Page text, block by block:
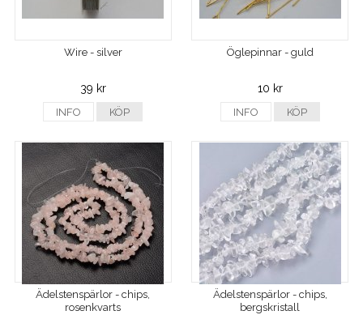
Wire - silver
39 kr
INFO KÖP
Öglepinnar - guld
10 kr
INFO KÖP
Ädelstenspärlor - chips,
rosenkvarts
Ädelstenspärlor - chips,
bergskristall